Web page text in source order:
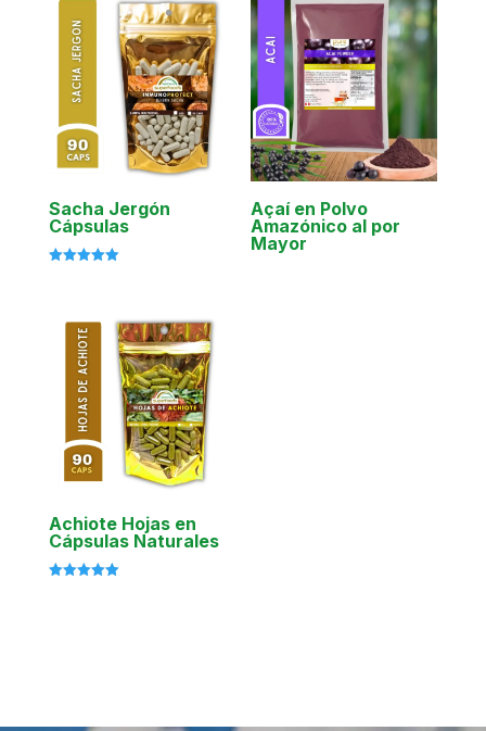
Sacha Jergón
Cápsulas
Açaí en Polvo
Amazónico al por
Mayor
Achiote Hojas en
Cápsulas Naturales